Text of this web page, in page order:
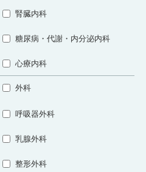
腎臓内科
糖尿病・代謝・内分泌内科
心療内科
外科
呼吸器外科
乳腺外科
整形外科